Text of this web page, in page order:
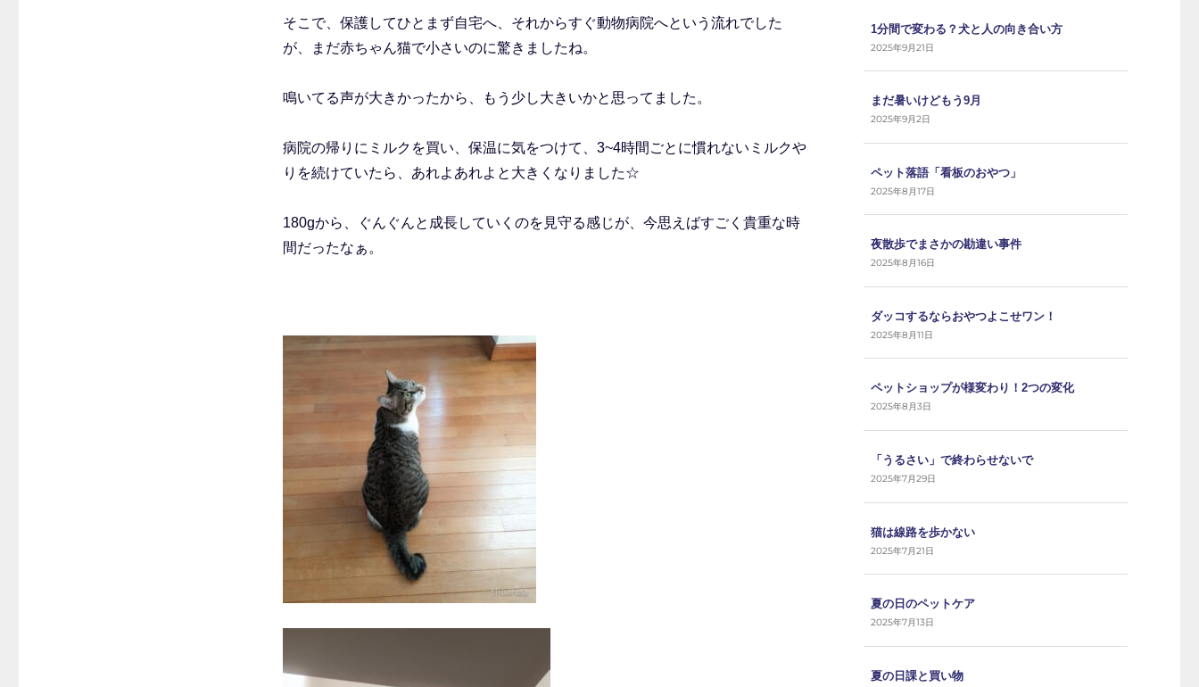
そこで、保護してひとまず自宅へ、それからすぐ動物病院へという流れでした
が、まだ赤ちゃん猫で小さいのに驚きましたね。
鳴いてる声が大きかったから、もう少し大きいかと思ってました。
病院の帰りにミルクを買い、保温に気をつけて、3~4時間ごとに慣れないミルクや
りを続けていたら、あれよあれよと大きくなりました☆
180gから、ぐんぐんと成長していくのを見守る感じが、今思えばすごく貴重な時
間だったなぁ。
1分間で変わる？犬と人の向き合い方
2025年9月21日
まだ暑いけどもう9月
2025年9月2日
ペット落語「看板のおやつ」
2025年8月17日
夜散歩でまさかの勘違い事件
2025年8月16日
ダッコするならおやつよこせワン！
2025年8月11日
ペットショップが様変わり！2つの変化
2025年8月3日
「うるさい」で終わらせないで
2025年7月29日
猫は線路を歩かない
2025年7月21日
夏の日のペットケア
2025年7月13日
夏の日課と買い物